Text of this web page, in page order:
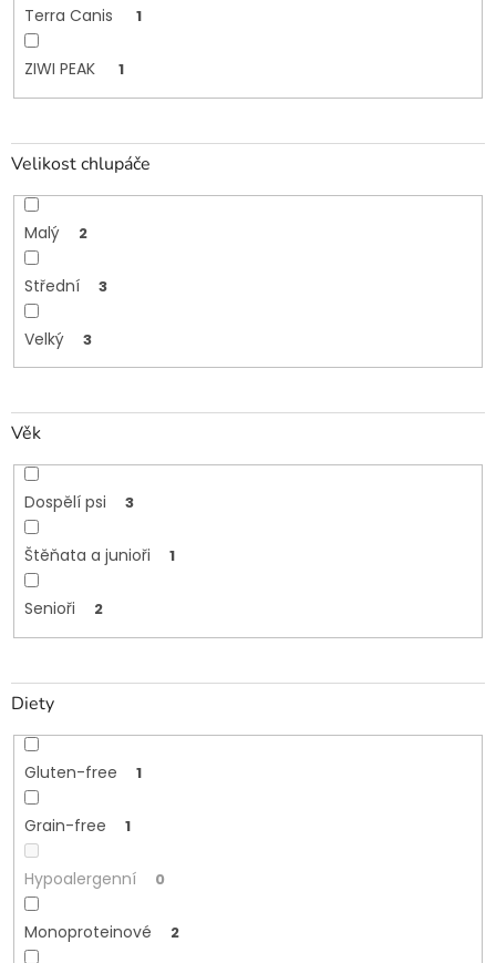
Terra Canis 1
ZIWI PEAK 1
Velikost chlupáče
Malý 2
Střední 3
Velký 3
Věk
Dospělí psi 3
Štěňata a junioři 1
Senioři 2
Diety
Gluten-free 1
Grain-free 1
Hypoalergenní 0
Monoproteinové 2